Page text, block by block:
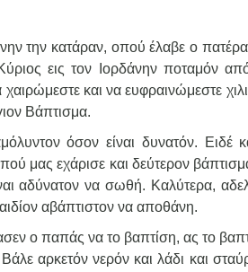
την κατάραν, οπού έλαβε ο
εις τον Ιορδάνην ποταμόν από
και να ευφραινώμεστε
Βάπτισμα.
όσον είναι δυνατόν. Ειδέ
μας εχάρισε και δεύτερον
αδύνατον να σωθή. Καλύτερα,
αβάπτιστον να αποθάνη.
ο παπάς να το βαπτίση, ας το
αρκετόν νερόν και λάδι και